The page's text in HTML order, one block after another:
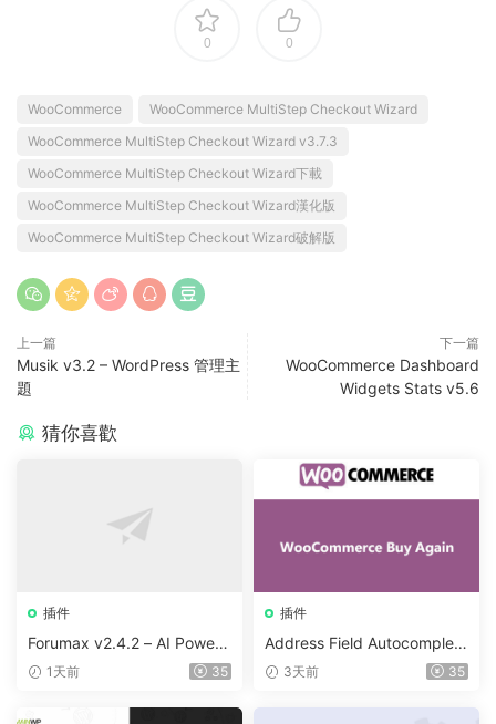
0 0
WooCommerce
WooCommerce MultiStep Checkout Wizard
WooCommerce MultiStep Checkout Wizard v3.7.3
WooCommerce MultiStep Checkout Wizard下載
WooCommerce MultiStep Checkout Wizard漢化版
WooCommerce MultiStep Checkout Wizard破解版
上一篇
Musik v3.2 – WordPress 管理主
題
下一篇
WooCommerce Dashboard
Widgets Stats v5.6
猜你喜歡
插件
Forumax v2.4.2 – AI Powere
d Advanced Community For
1天前 35
插件
Address Field Autocomplete
For WooCommerce v1.3.2
3天前 35